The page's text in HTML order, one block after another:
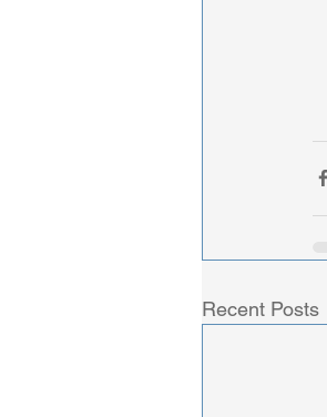
Recent Posts